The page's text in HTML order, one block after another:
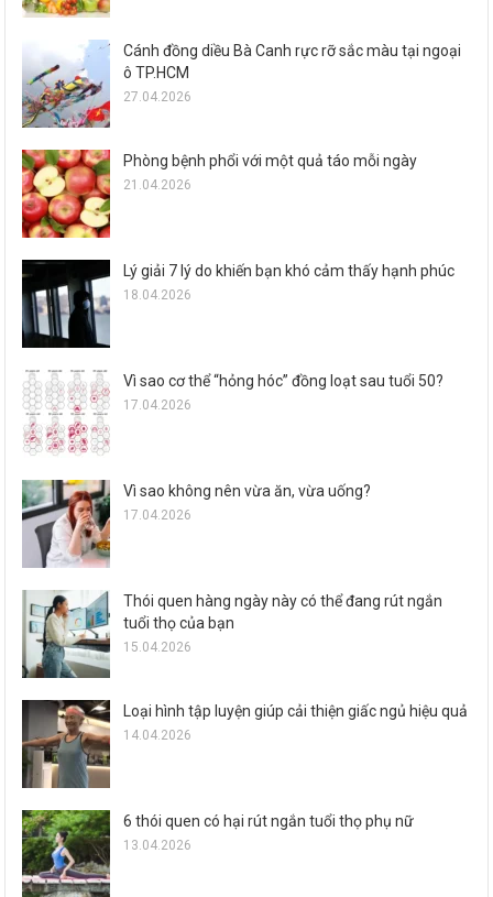
Cánh đồng diều Bà Canh rực rỡ sắc màu tại ngoại
ô TP.HCM
27.04.2026
Phòng bệnh phổi với một quả táo mỗi ngày
21.04.2026
Lý giải 7 lý do khiến bạn khó cảm thấy hạnh phúc
18.04.2026
Vì sao cơ thể “hỏng hóc” đồng loạt sau tuổi 50?
17.04.2026
Vì sao không nên vừa ăn, vừa uống?
17.04.2026
Thói quen hàng ngày này có thể đang rút ngắn
tuổi thọ của bạn
15.04.2026
Loại hình tập luyện giúp cải thiện giấc ngủ hiệu quả
14.04.2026
6 thói quen có hại rút ngắn tuổi thọ phụ nữ
13.04.2026